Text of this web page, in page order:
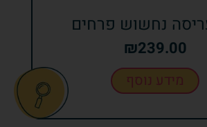
נחשוש פרחים
₪239.00
מידע נוסף